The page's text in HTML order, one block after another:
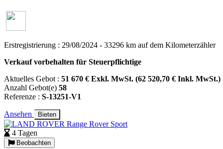
Erstregistrierung : 29/08/2024 - 33296 km auf dem Kilometerzähler
Verkauf vorbehalten für Steuerpflichtige
Aktuelles Gebot : 51 670 € Exkl. MwSt. (62 520,70 € Inkl. MwSt.)
Anzahl Gebot(e) 58
Referenze : S-13251-V1
Ansehen Bieten
4 Tagen
Beobachten